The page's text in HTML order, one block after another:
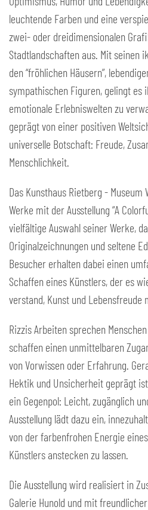
leuchtende Farben und eine
zwei- oder dreidimensionalen
Stadtlandschaften aus. Mit seinen
den “fröhlichen Häusern”,
sympathischen Figuren, gelingt es
emotionale Erlebniswelten zu
geprägt von einer positiven
universelle Botschaft: Freude,
Menschlichkeit.
Das Kunsthaus Rietberg -
Werke mit der Ausstellung “A
vielfältige Auswahl seiner Werke,
Originalzeichnungen und seltene
Besucher erhalten dabei einen
Schaffen eines Künstlers, der es
verstand, Kunst und Lebensfreude
Rizzis Arbeiten sprechen
schaffen einen unmittelbaren
von Vorwissen oder Erfahrung.
Hektik und Unsicherheit geprägt
ein Gegenpol: Leicht, zugänglich
Ausstellung lädt dazu ein,
von der farbenfrohen Energie
Künstlers anstecken zu lassen.
Die Ausstellung wird realisiert in
Galerie Hunold und mit